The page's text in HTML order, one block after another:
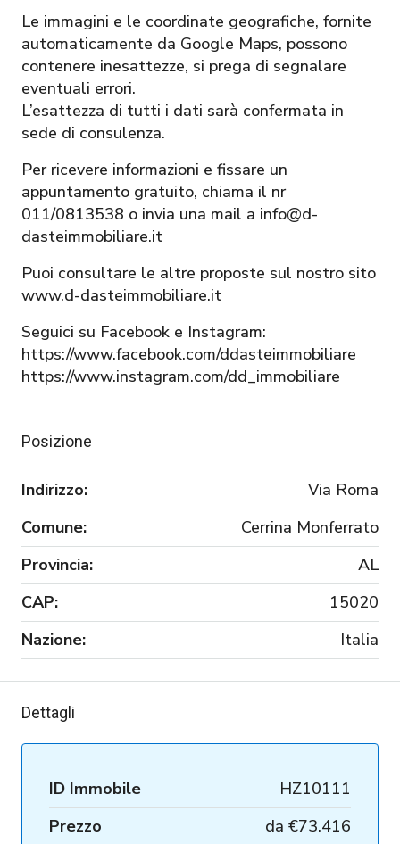
Le immagini e le coordinate geografiche, fornite
automaticamente da Google Maps, possono
contenere inesattezze, si prega di segnalare
eventuali errori.
L’esattezza di tutti i dati sarà confermata in
sede di consulenza.
Per ricevere informazioni e fissare un
appuntamento gratuito, chiama il nr
011/0813538 o invia una mail a info@d-
dasteimmobiliare.it
Puoi consultare le altre proposte sul nostro sito
www.d-dasteimmobiliare.it
Seguici su Facebook e Instagram:
https://www.facebook.com/ddasteimmobiliare
https://www.instagram.com/dd_immobiliare
Posizione
Indirizzo:
Via Roma
Comune:
Cerrina Monferrato
Provincia:
AL
CAP:
15020
Nazione:
Italia
Dettagli
ID Immobile
HZ10111
Prezzo
da €73.416